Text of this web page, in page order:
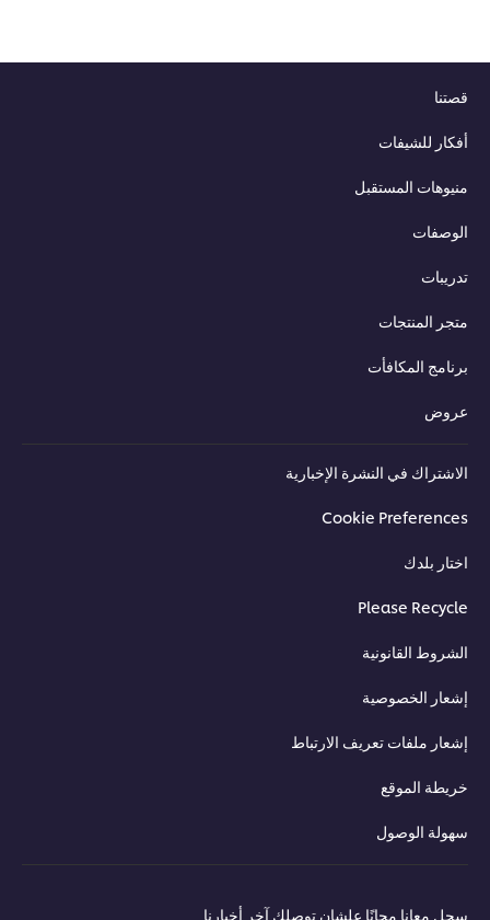
قصتنا
أفكار للشيفات
منيوهات المستقبل
الوصفات
تدريبات
متجر المنتجات
برنامج المكافأت
عروض
الاشتراك في النشرة الإخبارية
Cookie Preferences
اختار بلدك
Please Recycle
الشروط القانونية
إشعار الخصوصية
إشعار ملفات تعريف الارتباط
خريطة الموقع
سهولة الوصول
سجل معانا مجانًا علشان توصلك آخر أخبارنا